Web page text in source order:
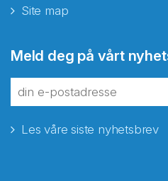
Site map
Meld deg på vårt
Les våre siste nyhetsbrev
fra Norecopa